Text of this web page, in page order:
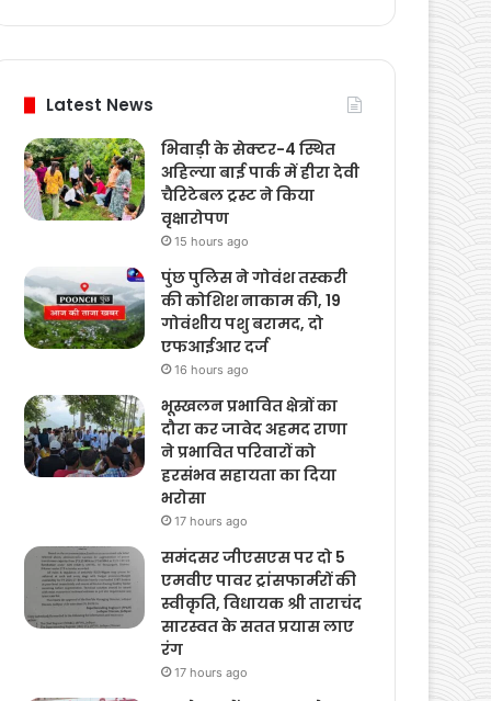
Latest News
भिवाड़ी के सेक्टर-4 स्थित
अहिल्या बाई पार्क में हीरा देवी
चैरिटेबल ट्रस्ट ने किया
वृक्षारोपण
15 hours ago
पुंछ पुलिस ने गोवंश तस्करी
की कोशिश नाकाम की, 19
गोवंशीय पशु बरामद, दो
एफआईआर दर्ज
16 hours ago
भूस्खलन प्रभावित क्षेत्रों का
दौरा कर जावेद अहमद राणा
ने प्रभावित परिवारों को
हरसंभव सहायता का दिया
भरोसा
17 hours ago
समंदसर जीएसएस पर दो 5
एमवीए पावर ट्रांसफार्मरों की
स्वीकृति, विधायक श्री ताराचंद